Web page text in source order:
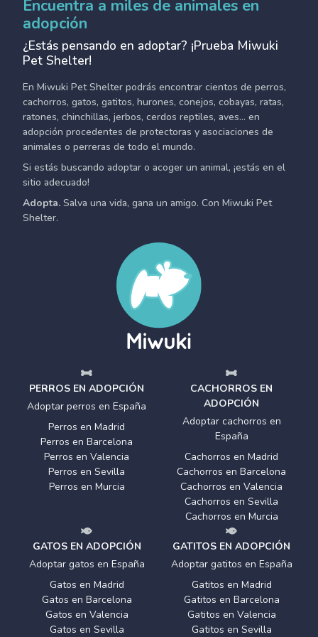
Encuentra a miles de animales en
adopción
¿Estás pensando en adoptar? ¡Prueba Miwuki
Pet Shelter!
En Miwuki Pet Shelter podrás encontrar cientos de perros,
cachorros, gatos, gatitos, hurones, conejos, cobayas, ratas,
ratones, chinchillas, jerbos, cerdos reptiles, aves... en
adopción procedentes de protectoras y asociaciones de
animales o perreras de todo el mundo.
Si estás buscando adoptar o acoger un animal, ¡estás en el
sitio adecuado!
Adopta. Salva una vida, gana un amigo. Con Miwuki Pet
Shelter.
PERROS EN ADOPCIÓN
Adoptar perros en España
Perros en Madrid
Perros en Barcelona
Perros en Valencia
Perros en Sevilla
Perros en Murcia
CACHORROS EN
ADOPCIÓN
Adoptar cachorros en
España
Cachorros en Madrid
Cachorros en Barcelona
Cachorros en Valencia
Cachorros en Sevilla
Cachorros en Murcia
GATOS EN ADOPCIÓN
Adoptar gatos en España
Gatos en Madrid
Gatos en Barcelona
Gatos en Valencia
Gatos en Sevilla
GATITOS EN ADOPCIÓN
Adoptar gatitos en España
Gatitos en Madrid
Gatitos en Barcelona
Gatitos en Valencia
Gatitos en Sevilla